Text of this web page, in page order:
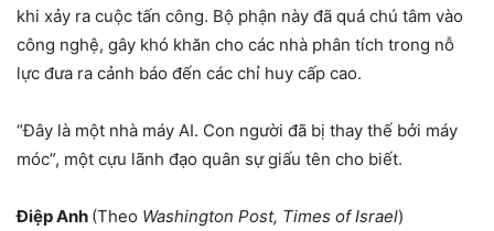
khi xảy ra cuộc tấn công. Bộ phận này đã quá chú tâm vào
công nghệ, gây khó khăn cho các nhà phân tích trong nỗ
lực đưa ra cảnh báo đến các chỉ huy cấp cao.
“Đây là một nhà máy AI. Con người đã bị thay thế bởi máy
móc”, một cựu lãnh đạo quân sự giấu tên cho biết.
Điệp Anh (Theo Washington Post, Times of Israel)